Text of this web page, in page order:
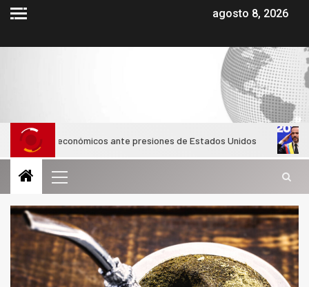
agosto 8, 2026
y económicos ante presiones de Estados Unidos